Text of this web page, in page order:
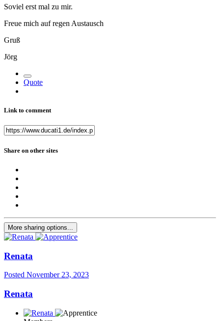
Soviel erst mal zu mir.
Freue mich auf regen Austausch
Gruß
Jörg
Quote
Link to comment
Share on other sites
More sharing options...
Renata
Posted November 23, 2023
Renata